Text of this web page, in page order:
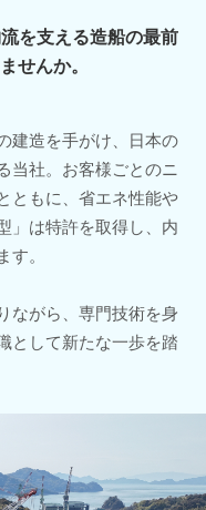
を支える造船の最前
せんか。
建造を手がけ、日本の
当社。お客様ごとのニ
ともに、省エネ性能や
」は特許を取得し、内
。
ながら、専門技術を身
として新たな一歩を踏